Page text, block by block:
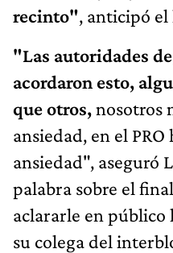
recinto", anticipó el
"Las autoridades
acordaron esto,
que otros,nosotros
ansiedad, en el
ansiedad", aseguró
palabra sobre el
aclararle en público
su colega del